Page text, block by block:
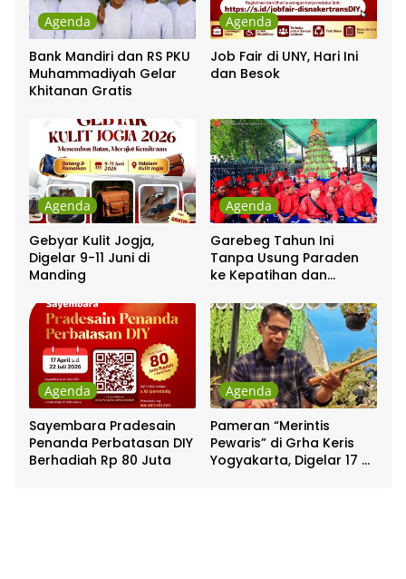
Agenda
Bank Mandiri dan RS PKU
Muhammadiyah Gelar
Khitanan Gratis
Agenda
Job Fair di UNY, Hari Ini
dan Besok
Agenda
Gebyar Kulit Jogja,
Digelar 9-11 Juni di
Manding
Agenda
Garebeg Tahun Ini
Tanpa Usung Paraden
ke Kepatihan dan
Agenda
Sayembara Pradesain
Penanda Perbatasan DIY
Berhadiah Rp 80 Juta
Agenda
Pameran “Merintis
Pewaris” di Grha Keris
Yogyakarta, Digelar 17 –